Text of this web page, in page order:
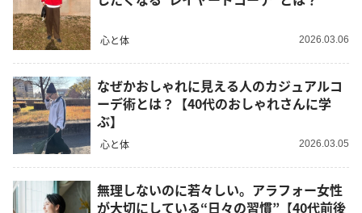
心と体 2026.03.06
なぜかおしゃれに見える人のカジュアルコ
ーデ術とは？【40代のおしゃれさんに学
ぶ】
心と体 2026.03.05
無理しないのに若々しい。アラフォー女性
が大切にしている“日々の習慣”【40代前後